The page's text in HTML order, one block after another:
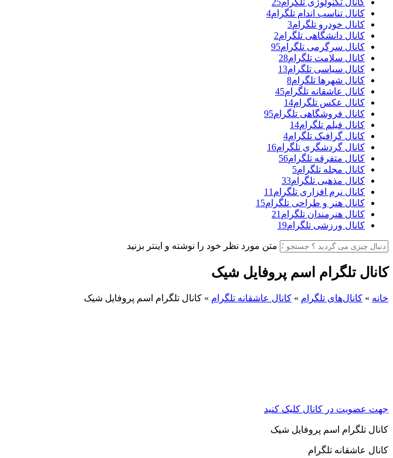
کانال تناسب اندام تلگرام4
کانال خودرو تلگرام3
کانال دانشگاهی تلگرام2
کانال سرگرمی تلگرام95
کانال سلامت تلگرام28
کانال سیاسی تلگرام13
کانال شهرها تلگرام8
کانال عاشقانه تلگرام45
کانال عکس تلگرام14
کانال فروشگاهی تلگرام95
کانال فیلم تلگرام14
کانال گرافیک تلگرام4
کانال گردشگری تلگرام16
کانال متفرقه تلگرام56
کانال مجله تلگرام5
کانال مذهبی تلگرام33
کانال نرم افزاری تلگرام 11
کانال هنر و طراحی تلگرام15
کانال هنرمندان تلگرام 21
کانال ورزشی تلگرام19
متن مورد نظر خود را نوشته و اینتر بزنید
کانال تلگرام اسم پروفایل شیک
خانه » کانال‌های تلگرام » کانال عاشقانه تلگرام » کانال تلگرام اسم پروفایل شیک
جهت عضویت در کانال کلیک کنید
کانال تلگرام اسم پروفایل شیک
کانال عاشقانه تلگرام